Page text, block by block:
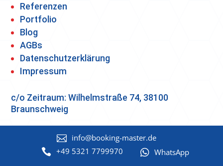
Referenzen
Portfolio
Blog
AGBs
Datenschutzerklärung
Impressum
c/o Zeitraum: Wilhelmstraße 74, 38100
Braunschweig
 info@booking-master.de
 +49 5321 7799970  WhatsApp